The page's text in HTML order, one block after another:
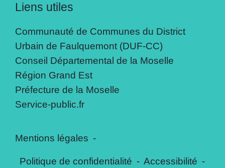
Liens utiles
Communauté de Communes du District
Urbain de Faulquemont (DUF-CC)
Conseil Départemental de la Moselle
Région Grand Est
Préfecture de la Moselle
Service-public.fr
Mentions légales -
Politique de confidentialité - Accessibilité -